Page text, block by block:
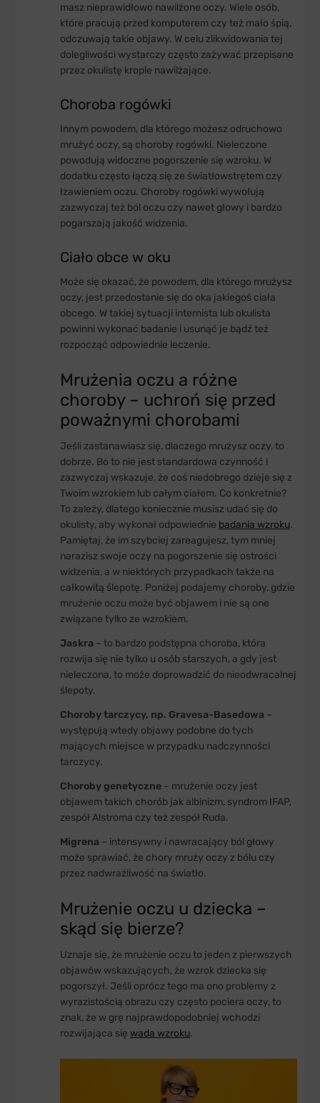
masz nieprawidłowo nawilżone oczy. Wiele osób,
które pracują przed komputerem czy też mało śpią,
odczuwają takie objawy. W celu zlikwidowania tej
dolegliwości wystarczy często zażywać przepisane
przez okulistę krople nawilżające.
Choroba rogówki
Innym powodem, dla którego możesz odruchowo
mrużyć oczy, są choroby rogówki. Nieleczone
powodują widoczne pogorszenie się wzroku. W
dodatku często łączą się ze światłowstrętem czy
łzawieniem oczu. Choroby rogówki wywołują
zazwyczaj też ból oczu czy nawet głowy i bardzo
pogarszają jakość widzenia.
Ciało obce w oku
Może się okazać, że powodem, dla którego mrużysz
oczy, jest przedostanie się do oka jakiegoś ciała
obcego. W takiej sytuacji internista lub okulista
powinni wykonać badanie i usunąć je bądź też
rozpocząć odpowiednie leczenie.
Mrużenia oczu a różne
choroby – uchroń się przed
poważnymi chorobami
Jeśli zastanawiasz się, dlaczego mrużysz oczy, to
dobrze. Bo to nie jest standardowa czynność i
zazwyczaj wskazuje, że coś niedobrego dzieje się z
Twoim wzrokiem lub całym ciałem. Co konkretnie?
To zależy, dlatego koniecznie musisz udać się do
okulisty, aby wykonał odpowiednie badania wzroku.
Pamiętaj, że im szybciej zareagujesz, tym mniej
narazisz swoje oczy na pogorszenie się ostrości
widzenia, a w niektórych przypadkach także na
całkowitą ślepotę. Poniżej podajemy choroby, gdzie
mrużenie oczu może być objawem i nie są one
związane tylko ze wzrokiem.
Jaskra – to bardzo podstępna choroba, która
rozwija się nie tylko u osób starszych, a gdy jest
nieleczona, to może doprowadzić do nieodwracalnej
ślepoty.
Choroby tarczycy, np. Gravesa-Basedowa –
występują wtedy objawy podobne do tych
mających miejsce w przypadku nadczynności
tarczycy.
Choroby genetyczne – mrużenie oczy jest
objawem takich chorób jak albinizm, syndrom IFAP,
zespół Alstroma czy też zespół Ruda.
Migrena – intensywny i nawracający ból głowy
może sprawiać, że chory mruży oczy z bólu czy
przez nadwrażliwość na światło.
Mrużenie oczu u dziecka –
skąd się bierze?
Uznaje się, że mrużenie oczu to jeden z pierwszych
objawów wskazujących, że wzrok dziecka się
pogorszył. Jeśli oprócz tego ma ono problemy z
wyrazistością obrazu czy często pociera oczy, to
znak, że w grę najprawdopodobniej wchodzi
rozwijająca się wada wzroku.